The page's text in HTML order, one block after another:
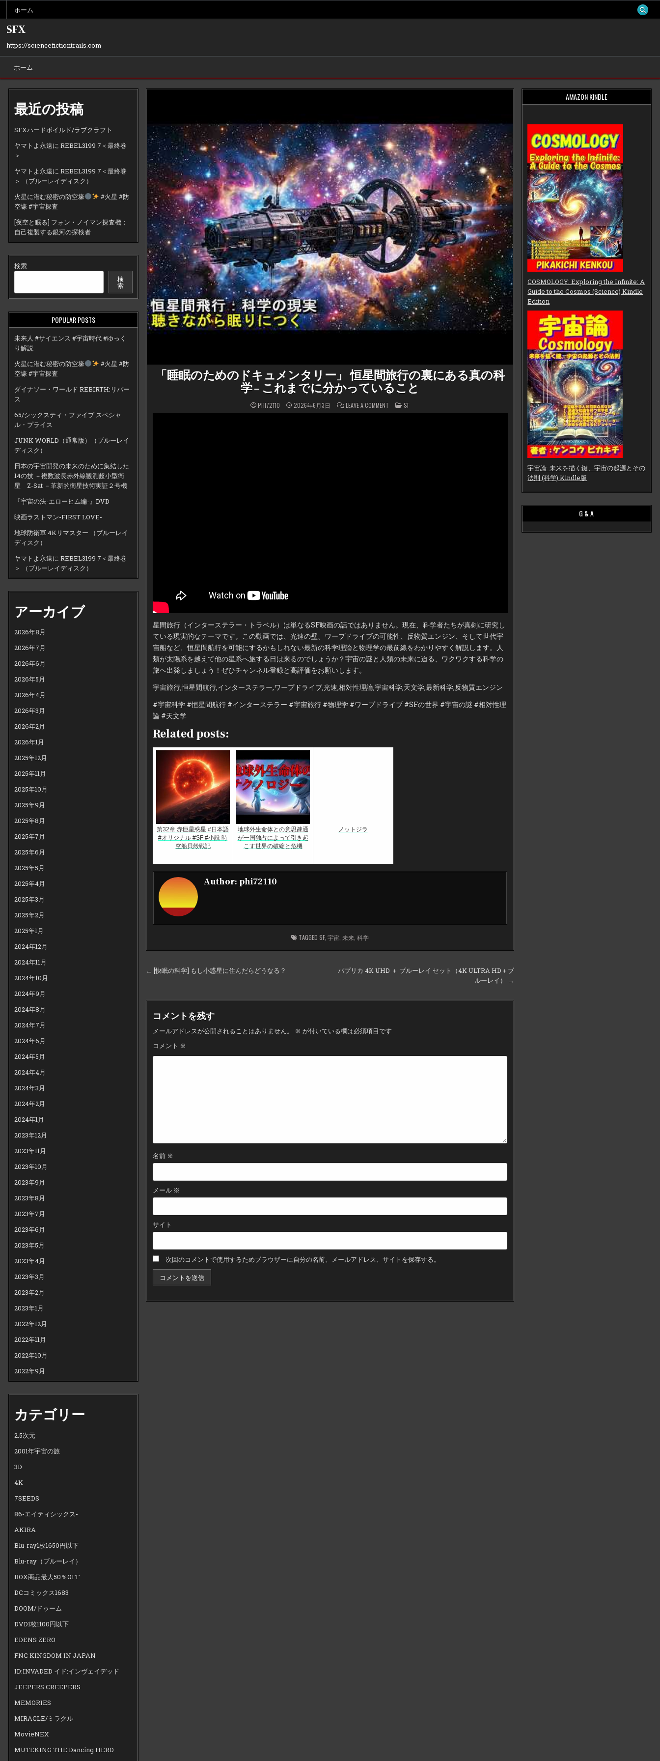
content
ホーム
SFX
https://sciencefictiontrails.com
ホーム
最近の投稿
SFXハードボイルド/ラブクラフト
ヤマトよ永遠に REBEL3199 7＜最終巻
＞
ヤマトよ永遠に REBEL3199 7＜最終巻
＞ （ブルーレイディスク）
火星に潜む秘密の防空壕
#火星 #防
空壕 #宇宙探査
[夜空と眠る] フォン・ノイマン探査機：
自己複製する銀河の探検者
検索
検
索
POPULAR POSTS
未来人 #サイエンス #宇宙時代 #ゆっく
り解説
火星に潜む秘密の防空壕
#火星 #防
空壕 #宇宙探査
ダイナソー・ワールド REBIRTH:リバー
ス
65/シックスティ・ファイブ スペシャ
ル・プライス
JUNK WORLD（通常版）（ブルーレイ
ディスク）
日本の宇宙開発の未来のために集結した
14の技 －複数波長赤外線観測超小型衛
星 Z-Sat －革新的衛星技術実証２号機
『宇宙の法-エローヒム編-』DVD
映画ラストマン-FIRST LOVE-
地球防衛軍 4Kリマスター （ブルーレイ
ディスク）
ヤマトよ永遠に REBEL3199 7＜最終巻
＞ （ブルーレイディスク）
アーカイブ
2026年8月
2026年7月
2026年6月
2026年5月
2026年4月
2026年3月
2026年2月
2026年1月
2025年12月
2025年11月
2025年10月
2025年9月
2025年8月
2025年7月
2025年6月
2025年5月
2025年4月
2025年3月
2025年2月
2025年1月
2024年12月
2024年11月
2024年10月
2024年9月
2024年8月
2024年7月
2024年6月
2024年5月
2024年4月
2024年3月
2024年2月
2024年1月
2023年12月
2023年11月
2023年10月
2023年9月
2023年8月
2023年7月
2023年6月
2023年5月
2023年4月
2023年3月
2023年2月
2023年1月
2022年12月
2022年11月
2022年10月
2022年9月
カテゴリー
2.5次元
2001年宇宙の旅
3D
4K
7SEEDS
86-エイティシックス-
AKIRA
Blu-ray1枚1650円以下
Blu-ray（ブルーレイ）
BOX商品最大50％OFF
DCコミックス1683
DOOM/ドゥーム
DVD1枚1100円以下
EDENS ZERO
FNC KINGDOM IN JAPAN
ID:INVADED イド:インヴェイデッド
JEEPERS CREEPERS
MEMORIES
MIRACLE/ミラクル
MovieNEX
MUTEKING THE Dancing HERO
「睡眠のためのドキュメンタリー」 恒星間旅行の裏にある真の科
学 – これまでに分かっていること
PHI72110 2026年6月3日 LEAVE A COMMENTON
「睡
っ
て
い
る
こ
と
POSTED
IN
SF
星間旅行（インターステラー・トラベル）は単なるSF映画の話ではありません。現在、科学者たちが真剣に研究し
ている現実的なテーマです。この動画では、光速の壁、ワープドライブの可能性、反物質エンジン、そして世代宇
宙船など、恒星間航行を可能にするかもしれない最新の科学理論と物理学の最前線をわかりやすく解説します。人
類が太陽系を越えて他の星系へ旅する日は来るのでしょうか？宇宙の謎と人類の未来に迫る、ワクワクする科学の
旅へ出発しましょう！ぜひチャンネル登録と高評価をお願いします。
宇宙旅行,恒星間航行,インターステラー,ワープドライブ,光速,相対性理論,宇宙科学,天文学,最新科学,反物質エンジン
#宇宙科学 #恒星間航行 #インターステラー #宇宙旅行 #物理学 #ワープドライブ #SFの世界 #宇宙の謎 #相対性理
論 #天文学
Related posts:
第32章 赤巨星惑星 #日本語
#オリジナル #SF #小説 時
空船貝殻戦記
地球外生命体との意思疎通
が一国独占によって引き起
こす世界の破綻と危機
ノットジラ
Author: phi72110
TAGGED SF, 宇宙, 未来, 科学
投
ナ
ビ
ゲ
ー
シ
パプリカ 4K UHD ＋ ブルーレイ セット（4K ULTRA HD＋ブ
ルーレイ） →
← [快眠の科学] もし小惑星に住んだらどうなる？
コメントを残す
メールアドレスが公開されることはありません。 ※ が付いている欄は必須項目です
コメント ※
名前 ※
メール ※
サイト
次回のコメントで使用するためブラウザーに自分の名前、メールアドレス、サイトを保存する。
AMAZON KINDLE
COSMOLOGY: Exploring the Infinite: A
Guide to the Cosmos (Science) Kindle
Edition
宇宙論: 未来を描く鍵、宇宙の起源とその
法則 (科学) Kindle版
G & A